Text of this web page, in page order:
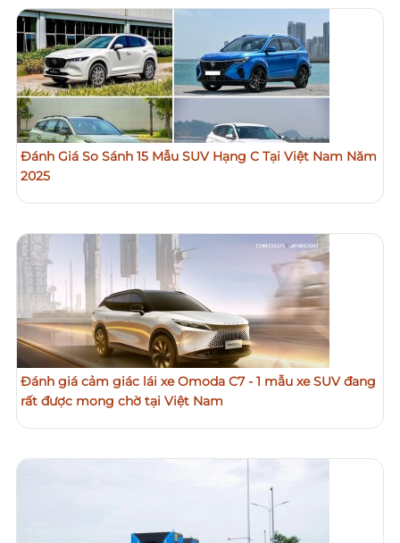
Đánh Giá So Sánh 15 Mẫu SUV Hạng C Tại Việt Nam Năm
2025
Đánh giá cảm giác lái xe Omoda C7 - 1 mẫu xe SUV đang
rất được mong chờ tại Việt Nam